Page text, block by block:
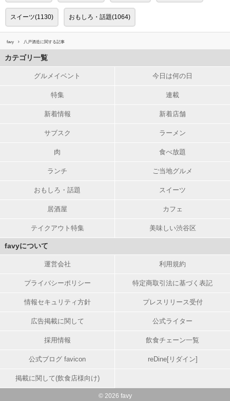
スイーツ(1130) おもしろ・話題(1064)
favy 八戸酒造に関する記事
カテゴリ一覧
グルメイベント 今日は何の日
特集 連載
新着情報 新着店舗
サブスク ラーメン
肉 食べ放題
ランチ ご当地グルメ
おもしろ・話題 スイーツ
居酒屋 カフェ
テイクアウト特集 美味しい渋谷区
favyについて
運営会社 利用規約
プライバシーポリシー 特定商取引法に基づく表記
情報セキュリティ方針 プレスリリース受付
広告掲載に関して 公式ライター
採用情報 飲食チェーン一覧
公式ブログ favicon reDine[リダイン]
掲載に関して(飲食店様向け)
© 2026 favy